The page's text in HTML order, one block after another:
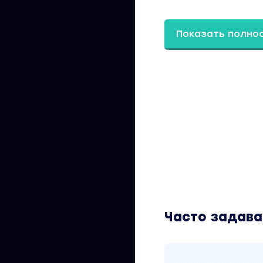
Технология
Технология
Показать
Часто